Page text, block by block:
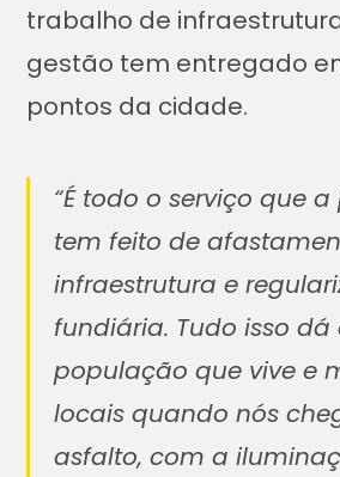
trabalho de
gestão tem entregado
pontos da cidade.
“É todo o serviço que
tem feito de
infraestrutura e
fundiária. Tudo isso
população que vive e
locais quando nós
asfalto, com a